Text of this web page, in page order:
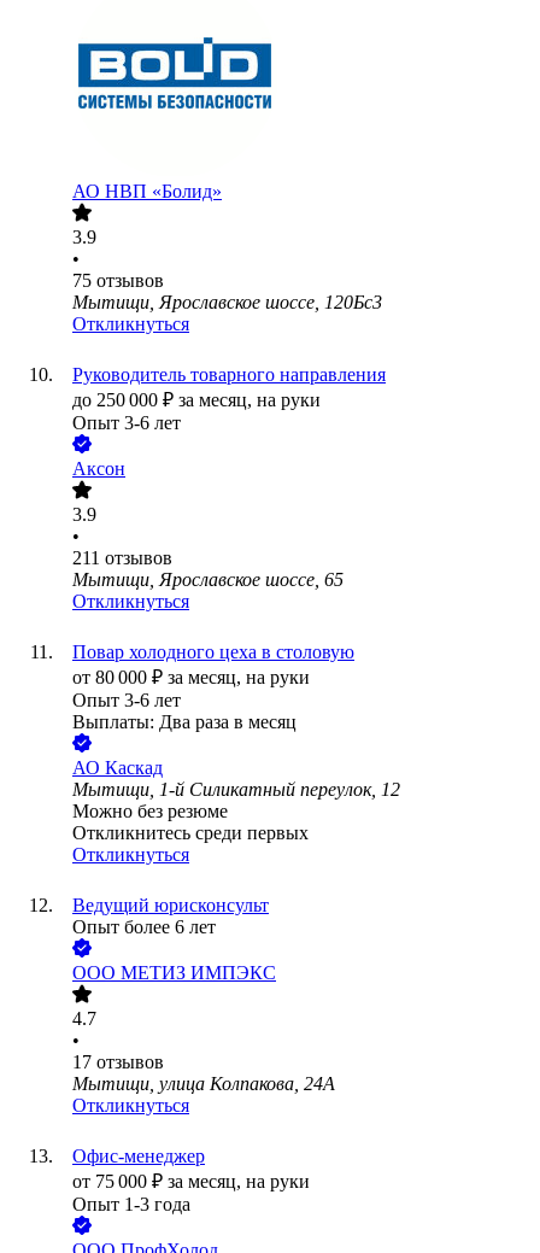
АО НВП «Болид»
3.9
•
75 отзывов
Мытищи, Ярославское шоссе, 120Бс3
Откликнуться
Руководитель товарного направления
до 250 000 ₽ за месяц, на руки
Опыт 3-6 лет
Аксон
3.9
•
211 отзывов
Мытищи, Ярославское шоссе, 65
Откликнуться
Повар холодного цеха в столовую
от 80 000 ₽ за месяц, на руки
Опыт 3-6 лет
Выплаты: Два раза в месяц
АО Каскад
Мытищи, 1-й Силикатный переулок, 12
Можно без резюме
Откликнитесь среди первых
Откликнуться
Ведущий юрисконсульт
Опыт более 6 лет
ООО МЕТИЗ ИМПЭКС
4.7
•
17 отзывов
Мытищи, улица Колпакова, 24А
Откликнуться
Офис-менеджер
от 75 000 ₽ за месяц, на руки
Опыт 1-3 года